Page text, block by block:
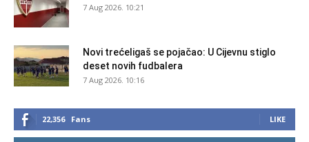
7 Aug 2026. 10:21
Novi trećeligaš se pojačao: U Cijevnu stiglo
deset novih fudbalera
7 Aug 2026. 10:16
22,356 Fans LIKE